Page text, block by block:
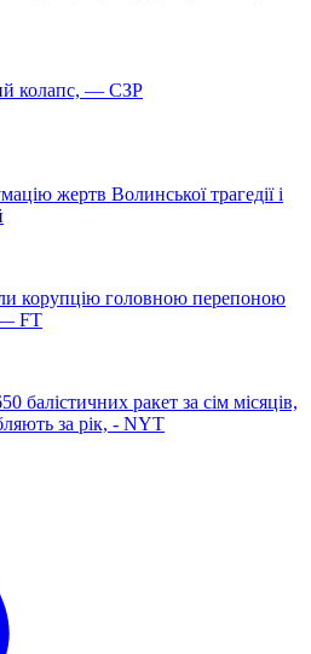
колапс, — СЗР
жертв Волинської трагедії і
корупцію головною перепоною
— FT
балістичних ракет за сім місяців,
за рік, - NYT